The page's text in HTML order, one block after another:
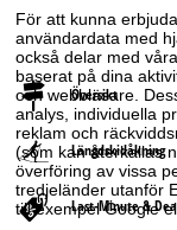
För att kunna
användardata med
också delar med
baserat på dina
och webbläsare.
analys, individuella
reklam och
(som kan återkallas
överföring av vissa
tredjeländer utanför
till exempel Google
Översikt
Längdskidåkning
Last-Minute &